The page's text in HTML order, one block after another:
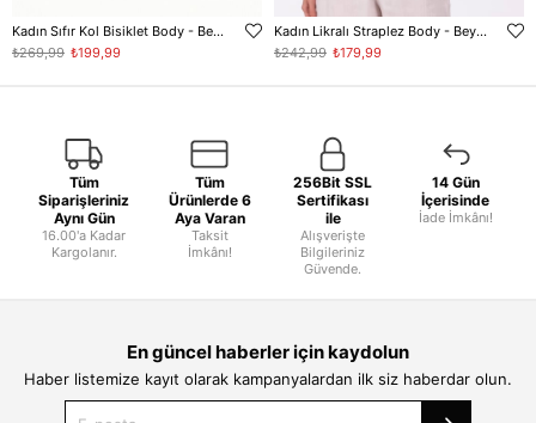
Kadın Sıfır Kol Bisiklet Body - Beyaz
₺199,99
₺269,99
Kadın Likralı Straplez Body - Beyaz
₺179,99
₺242,99
Tüm
Siparişleriniz
Aynı Gün
16.00'a Kadar
Kargolanır.
Tüm
Ürünlerde 6
Aya Varan
Taksit
İmkânı!
256Bit SSL
Sertifikası
ile
Alışverişte
Bilgileriniz
Güvende.
14 Gün
İçerisinde
İade İmkânı!
En güncel haberler için kaydolun
Haber listemize kayıt olarak kampanyalardan ilk siz haberdar olun.